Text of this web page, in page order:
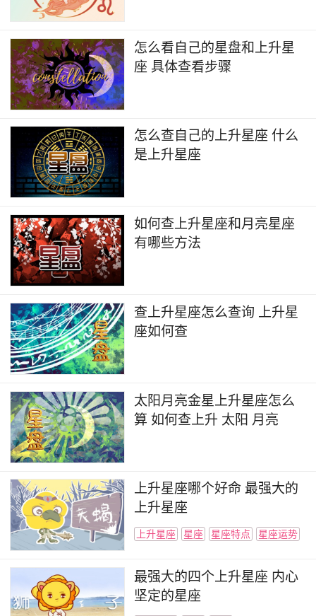
怎么看自己的星盘和上升星
座 具体查看步骤
怎么查自己的上升星座 什么
是上升星座
如何查上升星座和月亮星座
有哪些方法
查上升星座怎么查询 上升星
座如何查
太阳月亮金星上升星座怎么
算 如何查上升 太阳 月亮
上升星座哪个好命 最强大的
上升星座
上升星座 星座 星座特点 星座运势
最强大的四个上升星座 内心
坚定的星座